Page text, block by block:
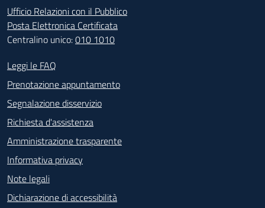
Ufficio Relazioni con il Pubblico
Posta Elettronica Certificata
Centralino unico:010 1010
Footer - Contatti
Leggi le FAQ
Prenotazione appuntamento
Segnalazione disservizio
Richiesta d'assistenza
Amministrazione trasparente
Informativa privacy
Note legali
Dichiarazione di accessibilità